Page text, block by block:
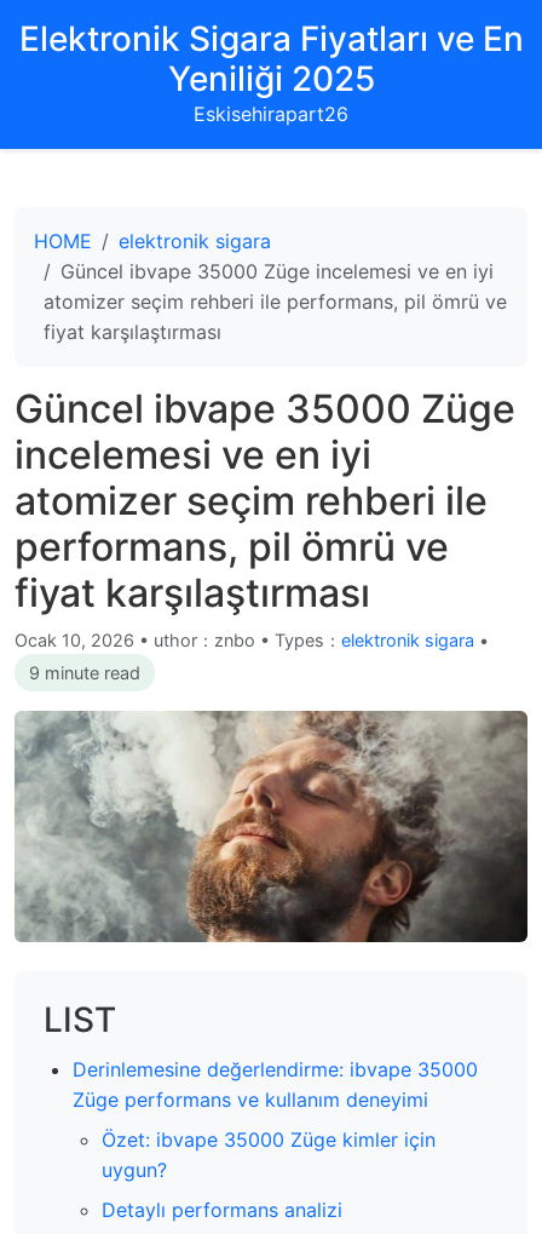
Elektronik Sigara Fiyatları ve En
Yeniliği 2025
Eskisehirapart26
HOME
elektronik sigara
Güncel ibvape 35000 Züge incelemesi ve en iyi
atomizer seçim rehberi ile performans, pil ömrü ve
fiyat karşılaştırması
Güncel ibvape 35000 Züge
incelemesi ve en iyi
atomizer seçim rehberi ile
performans, pil ömrü ve
fiyat karşılaştırması
Ocak 10, 2026 • uthor：znbo • Types： elektronik sigara •
9 minute read
LIST
Derinlemesine değerlendirme: ibvape 35000
Züge performans ve kullanım deneyimi
Özet: ibvape 35000 Züge kimler için
uygun?
Detaylı performans analizi